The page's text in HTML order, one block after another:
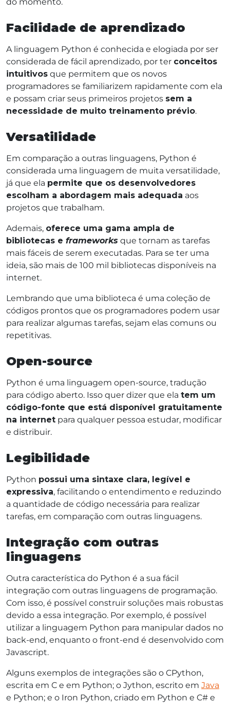
do momento.
Facilidade de aprendizado
A linguagem Python é conhecida e elogiada por ser
considerada de fácil aprendizado, por ter conceitos
intuitivos que permitem que os novos
programadores se familiarizem rapidamente com ela
e possam criar seus primeiros projetos sem a
necessidade de muito treinamento prévio.
Versatilidade
Em comparação a outras linguagens, Python é
considerada uma linguagem de muita versatilidade,
já que ela permite que os desenvolvedores
escolham a abordagem mais adequada aos
projetos que trabalham.
Ademais, oferece uma gama ampla de
bibliotecas e frameworks que tornam as tarefas
mais fáceis de serem executadas. Para se ter uma
ideia, são mais de 100 mil bibliotecas disponíveis na
internet.
Lembrando que uma biblioteca é uma coleção de
códigos prontos que os programadores podem usar
para realizar algumas tarefas, sejam elas comuns ou
repetitivas.
Open-source
Python é uma linguagem open-source, tradução
para código aberto. Isso quer dizer que ela tem um
código-fonte que está disponível gratuitamente
na internet para qualquer pessoa estudar, modificar
e distribuir.
Legibilidade
Python possui uma sintaxe clara, legível e
expressiva, facilitando o entendimento e reduzindo
a quantidade de código necessária para realizar
tarefas, em comparação com outras linguagens.
Integração com outras
linguagens
Outra característica do Python é a sua fácil
integração com outras linguagens de programação.
Com isso, é possível construir soluções mais robustas
devido a essa integração. Por exemplo, é possível
utilizar a linguagem Python para manipular dados no
back-end, enquanto o front-end é desenvolvido com
Javascript.
Alguns exemplos de integrações são o CPython,
escrita em C e em Python; o Jython, escrito em Java
e Python; e o Iron Python, criado em Python e C# e